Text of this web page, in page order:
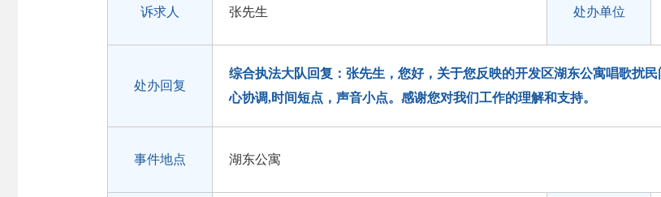
诉求人 张先生 处办单位
处办回复
综合执法大队回复：张先生，您好，关于您反映的开发区湖东公寓唱歌扰
心协调,时间短点，声音小点。感谢您对我们工作的理解和支持。
事件地点 湖东公寓